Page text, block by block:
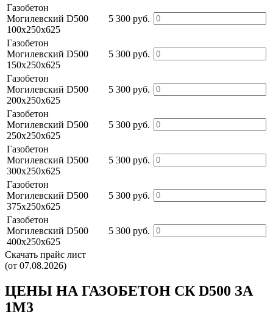
Газобетон
Могилевский D500
100х250х625
5 300 руб.
Газобетон
Могилевский D500
150х250х625
5 300 руб.
Газобетон
Могилевский D500
200х250х625
5 300 руб.
Газобетон
Могилевский D500
250х250х625
5 300 руб.
Газобетон
Могилевский D500
300х250х625
5 300 руб.
Газобетон
Могилевский D500
375х250х625
5 300 руб.
Газобетон
Могилевский D500
400х250х625
5 300 руб.
Скачать прайс лист
(от 07.08.2026)
ЦЕНЫ НА ГАЗОБЕТОН СК D500 ЗА
1М3